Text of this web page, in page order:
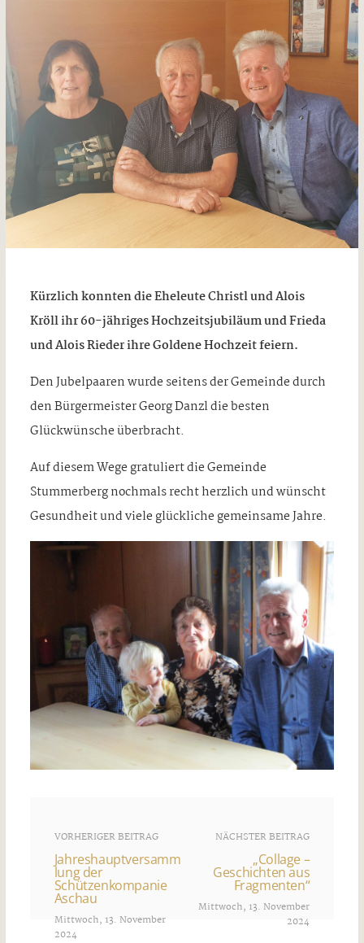
Kürzlich konnten die Eheleute Christl und Alois
Kröll ihr 60-jähriges Hochzeitsjubiläum und Frieda
und Alois Rieder ihre Goldene Hochzeit feiern.
Den Jubelpaaren wurde seitens der Gemeinde durch
den Bürgermeister Georg Danzl die besten
Glückwünsche überbracht.
Auf diesem Wege gratuliert die Gemeinde
Stummerberg nochmals recht herzlich und wünscht
Gesundheit und viele glückliche gemeinsame Jahre.
VORHERIGER BEITRAG
Jahreshauptversamm
lung der
Schützenkompanie
Aschau
Mittwoch, 13. November
2024
NÄCHSTER BEITRAG
„Collage –
Geschichten aus
Fragmenten“
Mittwoch, 13. November
2024